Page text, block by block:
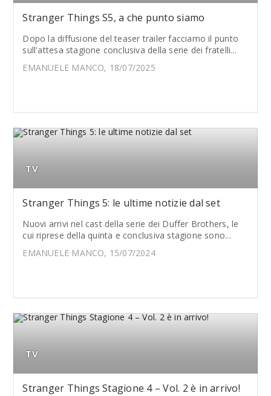
Stranger Things S5, a che punto siamo
Dopo la diffusione del teaser trailer facciamo il punto
sull'attesa stagione conclusiva della serie dei fratelli...
EMANUELE MANCO, 18/07/2025
TV
Stranger Things 5: le ultime notizie dal set
Nuovi arrivi nel cast della serie dei Duffer Brothers, le
cui riprese della quinta e conclusiva stagione sono...
EMANUELE MANCO, 15/07/2024
TV
Stranger Things Stagione 4 – Vol. 2 è in arrivo!